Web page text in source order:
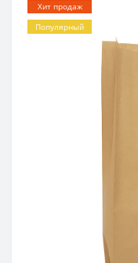
Хит продаж
Популярный